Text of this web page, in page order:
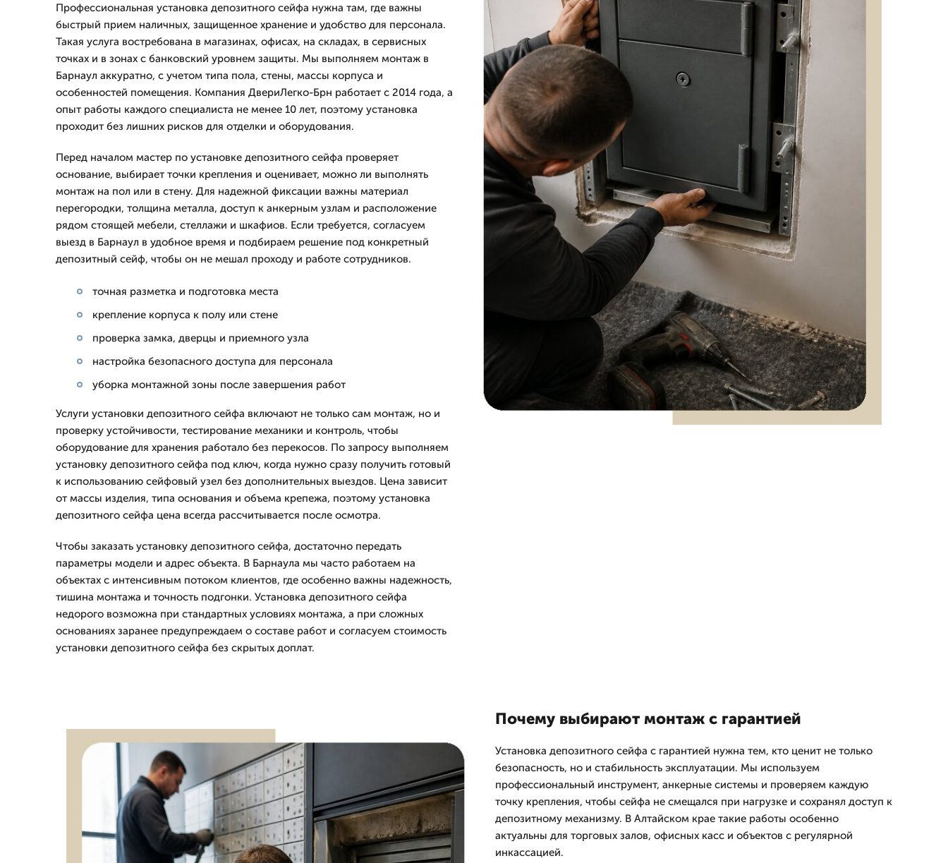
Профессиональная установка депозитного сейфа нужна там, где важны
быстрый прием наличных, защищенное хранение и удобство для персонала.
Такая услуга востребована в магазинах, офисах, на складах, в сервисных
точках и в зонах с банковский уровнем защиты. Мы выполняем монтаж в
Барнаул аккуратно, с учетом типа пола, стены, массы корпуса и
особенностей помещения. Компания ДвериЛегко-Брн работает с 2014 года, а
опыт работы каждого специалиста не менее 10 лет, поэтому установка
проходит без лишних рисков для отделки и оборудования.
Перед началом мастер по установке депозитного сейфа проверяет
основание, выбирает точки крепления и оценивает, можно ли выполнять
монтаж на пол или в стену. Для надежной фиксации важны материал
перегородки, толщина металла, доступ к анкерным узлам и расположение
рядом стоящей мебели, стеллажи и шкафиов. Если требуется, согласуем
выезд в Барнаул в удобное время и подбираем решение под конкретный
депозитный сейф, чтобы он не мешал проходу и работе сотрудников.
точная разметка и подготовка места
крепление корпуса к полу или стене
проверка замка, дверцы и приемного узла
настройка безопасного доступа для персонала
уборка монтажной зоны после завершения работ
Услуги установки депозитного сейфа включают не только сам монтаж, но и
проверку устойчивости, тестирование механики и контроль, чтобы
оборудование для хранения работало без перекосов. По запросу выполняем
установку депозитного сейфа под ключ, когда нужно сразу получить готовый
к использованию сейфовый узел без дополнительных выездов. Цена зависит
от массы изделия, типа основания и объема крепежа, поэтому установка
депозитного сейфа цена всегда рассчитывается после осмотра.
Чтобы заказать установку депозитного сейфа, достаточно передать
параметры модели и адрес объекта. В Барнаула мы часто работаем на
объектах с интенсивным потоком клиентов, где особенно важны надежность,
тишина монтажа и точность подгонки. Установка депозитного сейфа
недорого возможна при стандартных условиях монтажа, а при сложных
основаниях заранее предупреждаем о составе работ и согласуем стоимость
установки депозитного сейфа без скрытых доплат.
Почему выбирают монтаж с гарантией
Установка депозитного сейфа с гарантией нужна тем, кто ценит не только
безопасность, но и стабильность эксплуатации. Мы используем
профессиональный инструмент, анкерные системы и проверяем каждую
точку крепления, чтобы сейфа не смещался при нагрузке и сохранял доступ к
депозитному механизму. В Алтайском крае такие работы особенно
актуальны для торговых залов, офисных касс и объектов с регулярной
инкассацией.